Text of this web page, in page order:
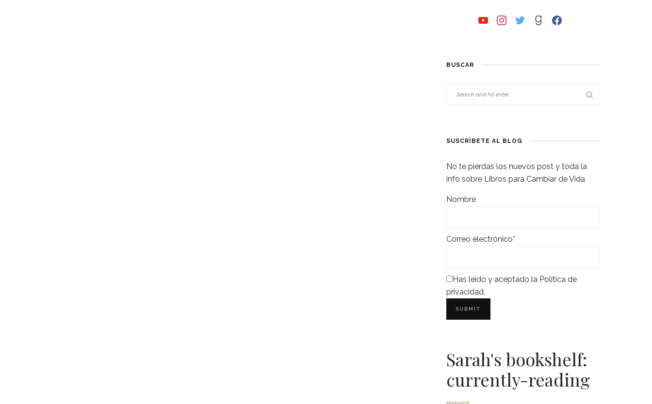
youtubeinstagramtwittergoodreadsfacebook
BUSCAR
SUSCRÍBETE AL BLOG
No te pierdas los nuevos post y toda la
info sobre Libros para Cambiar de Vida
Nombre
Correo electrónico*
Has leído y aceptado la Política de
privacidad.
Sarah's bookshelf:
currently-reading